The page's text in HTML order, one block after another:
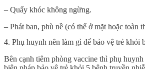
– Quấy khóc không ngừng.
– Phát ban, phù nề (có thể ở mặt hoặc toàn
4. Phụ huynh nên làm gì để bảo vệ trẻ khỏi
Bên cạnh tiêm phòng vaccine thì phụ